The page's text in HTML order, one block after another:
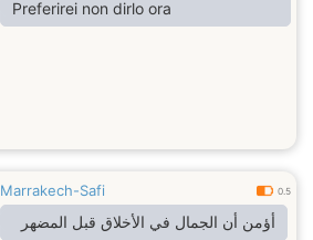
Preferirei non dirlo ora
Marrakech-Safi 0.5
أؤمن أن الجمال في الأخلاق قبل المضهر